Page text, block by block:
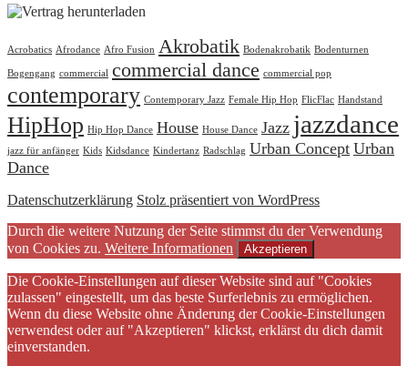
Acrobatics Afrodance Afro Fusion Akrobatik Bodenakrobatik Bodenturnen
Bogengang commercial commercial dance commercial pop
contemporary Contemporary Jazz Female Hip Hop FlicFlac Handstand
HipHop Hip Hop Dance House House Dance Jazz jazzdance
jazz für anfänger Kids Kidsdance Kindertanz Radschlag Urban Concept Urban
Dance
Datenschutzerklärung Stolz präsentiert von WordPress
Durch die weitere Nutzung der Seite stimmst du der Verwendung
von Cookies zu. Weitere Informationen Akzeptieren
Die Cookie-Einstellungen auf dieser Website sind auf "Cookies
zulassen" eingestellt, um das beste Surferlebnis zu ermöglichen.
Wenn du diese Website ohne Änderung der Cookie-Einstellungen
verwendest oder auf "Akzeptieren" klickst, erklärst du dich damit
einverstanden.